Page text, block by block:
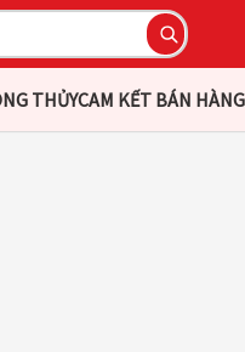
THỦYCAM KẾT BÁN HÀNG